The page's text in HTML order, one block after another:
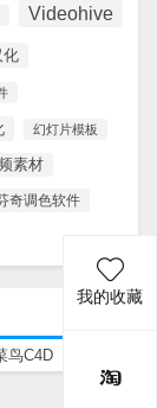
Videohive
化
幻灯片模板
素材
奇调色软件
鸟C4D
我的收藏